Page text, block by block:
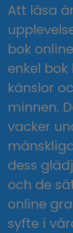
Att läsa
bok
enkel
känslor
minnen.
vacker
dess
och de
online
syfte i